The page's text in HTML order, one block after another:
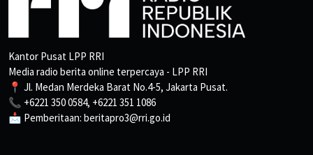
Kantor Pusat LPP RRI
Media radio berita online terpercaya - LPP RRI
📍 Jl. Medan Merdeka Barat No.4-5, Jakarta Pusat.
📞 +6221 350 0584, +6221 351 1086
📩 Pemberitaan: beritapro3@rri.go.id